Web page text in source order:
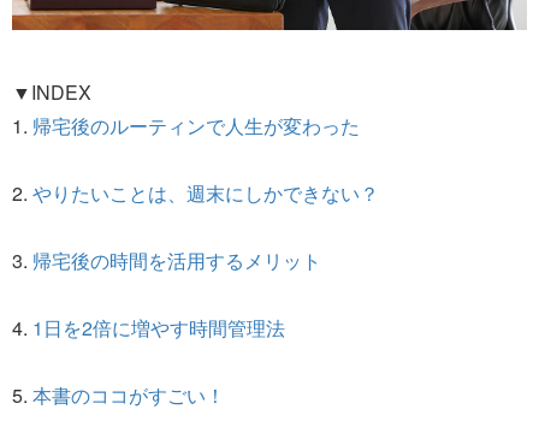
▼INDEX
1. 帰宅後のルーティンで人生が変わった
2. やりたいことは、週末にしかできない？
3. 帰宅後の時間を活用するメリット
4. 1日を2倍に増やす時間管理法
5. 本書のココがすごい！